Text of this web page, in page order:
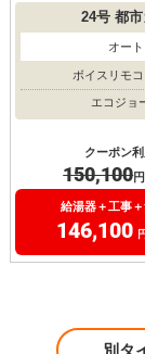
24号 都市
オート
ボイスリモ
エコジョ
クーポン
150,100
給湯器＋工事
146,100